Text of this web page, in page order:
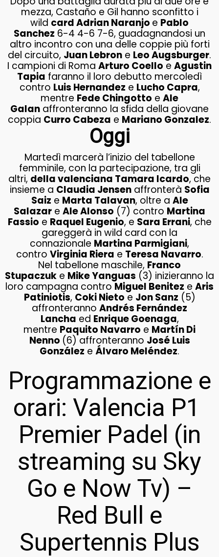
mezza, Castaño e Gil hanno sconfitto i
wild card Adrian Naranjo e Pablo
Sanchez 6-4 4-6 7-6, guadagnandosi un
altro incontro con una delle coppie più forti
del circuito, Juan Lebron e Leo Augsburger.
I campioni di Roma Arturo Coello e Agustin
Tapia faranno il loro debutto mercoledì
contro Luis Hernandez e Lucho Capra,
mentre Fede Chingotto e Ale
Galan affronteranno la sfida della giovane
coppia Curro Cabeza e Mariano Gonzalez.
Oggi
Martedì marcerà l’inizio del tabellone
femminile, con la partecipazione, tra gli
altri, della valenciana Tamara Icardo, che
insieme a Claudia Jensenaffronterà Sofia
Saiz e Marta Talavan, oltre a Ale
Salazar e Ale Alonso (7) contro Martina
Fassio e Raquel Eugenio, e Sara Errani, che
gareggerà in wild card con la
connazionale Martina Parmigiani,
contro Virginia Riera e Teresa Navarro.
Nel tabellone maschile, Franco
Stupaczuk e Mike Yanguas (3) inizieranno la
loro campagna contro Miguel Benitez e Aris
Patiniotis, Coki Nieto e Jon Sanz (5)
affronteranno Andrés Fernández
Lancha ed Enrique Goenaga,
mentre Paquito Navarro e Martín Di
Nenno (6) affronteranno José Luis
González e Álvaro Meléndez.
Programmazione e
orari: Valencia P1
Premier Padel (in
streaming su Sky
Go e Now Tv) –
Red Bull e
Supertennis Plus